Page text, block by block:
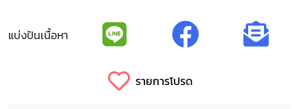
แบ่งปันเนื้อหา
รายการโปรด